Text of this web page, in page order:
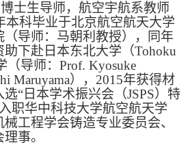
士生导师，航空宇航系教师
本科毕业于北京航空航天大学
导师：马朝利教授），同年
下赴日本东北大学（Tohoku
（导师： Prof. Kyosuke
Maruyama）， 2015年获得材
选“日本学术振兴会（JSPS）特
职华中科技大学航空航天学
工程学会铸造专业委员会、
事。